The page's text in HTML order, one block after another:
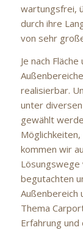
wartungsfrei,
durch ihre
von sehr
Je nach
realisierbar.
unter
gewählt
kommen wir
Lösungswege
begutachten
Außenbereich
Thema
Erfahrung und